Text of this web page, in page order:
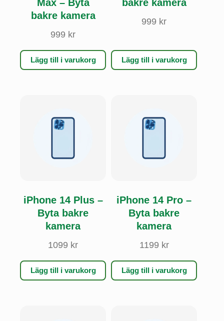
Max – Byta
bakre kamera
999 kr
Lägg till i varukorg
bakre kamera
999 kr
Lägg till i varukorg
iPhone 14 Plus –
Byta bakre
kamera
1099 kr
Lägg till i varukorg
iPhone 14 Pro –
Byta bakre
kamera
1199 kr
Lägg till i varukorg